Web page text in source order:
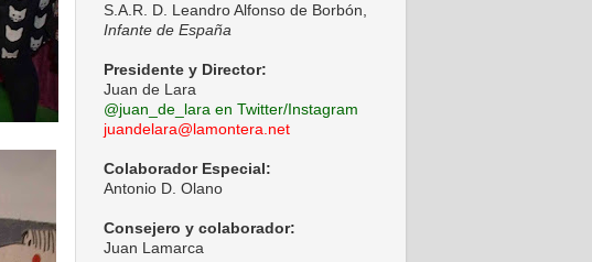
S.A.R. D. Leandro Alfonso de Borbón,
Infante de España
Presidente y Director:
Juan de Lara
@juan_de_lara en Twitter/Instagram
juandelara@lamontera.net
Colaborador Especial:
Antonio D. Olano
Consejero y colaborador:
Juan Lamarca